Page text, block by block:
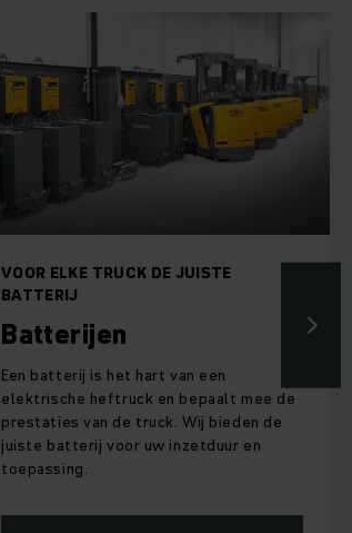
VOOR ELKE TRUCK DE JUISTE
BATTERIJ
Batterijen
Een batterij is het hart van een
elektrische heftruck en bepaalt mee de
prestaties van de truck. Wij bieden de
juiste batterij voor uw inzetduur en
toepassing.